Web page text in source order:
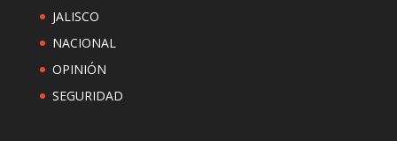
JALISCO
NACIONAL
OPINIÓN
SEGURIDAD